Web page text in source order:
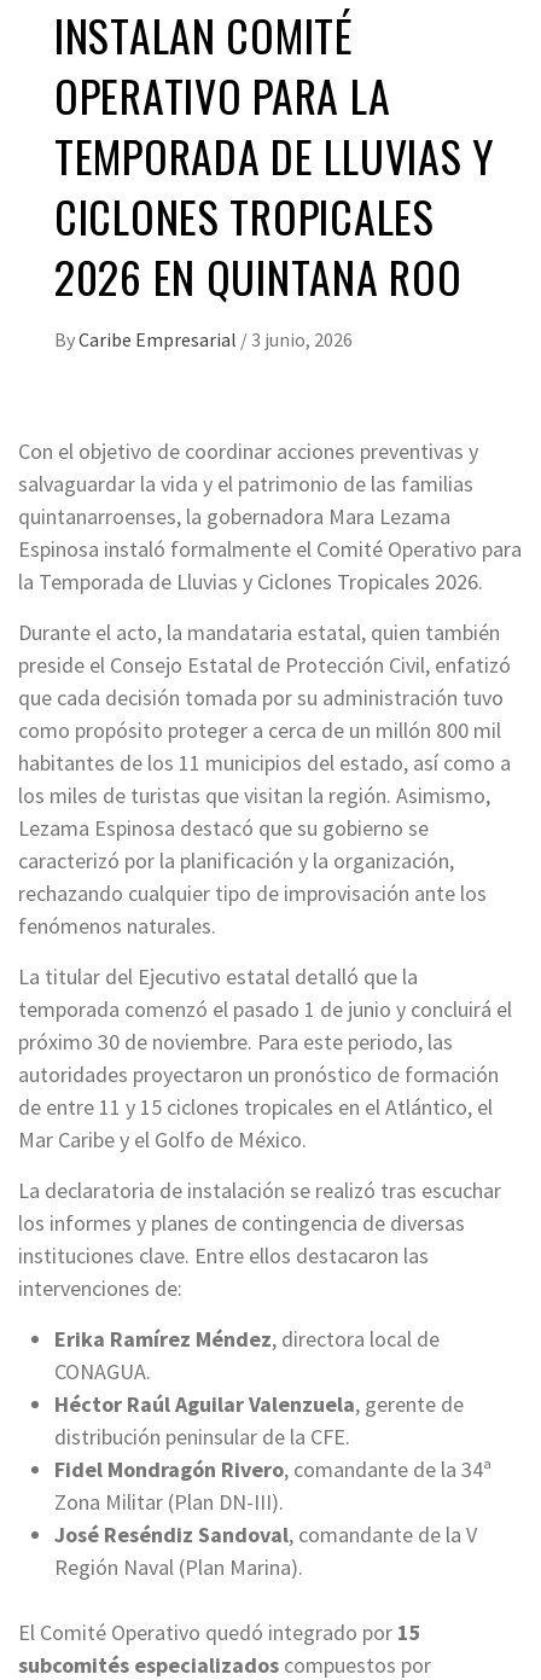
INSTALAN COMITÉ
OPERATIVO PARA LA
TEMPORADA DE LLUVIAS Y
CICLONES TROPICALES
2026 EN QUINTANA ROO
ByCaribe Empresarial / 3 junio, 2026
Con el objetivo de coordinar acciones preventivas y
salvaguardar la vida y el patrimonio de las familias
quintanarroenses, la gobernadora Mara Lezama
Espinosa instaló formalmente el Comité Operativo para
la Temporada de Lluvias y Ciclones Tropicales 2026.
Durante el acto, la mandataria estatal, quien también
preside el Consejo Estatal de Protección Civil, enfatizó
que cada decisión tomada por su administración tuvo
como propósito proteger a cerca de un millón 800 mil
habitantes de los 11 municipios del estado, así como a
los miles de turistas que visitan la región. Asimismo,
Lezama Espinosa destacó que su gobierno se
caracterizó por la planificación y la organización,
rechazando cualquier tipo de improvisación ante los
fenómenos naturales.
La titular del Ejecutivo estatal detalló que la
temporada comenzó el pasado 1 de junio y concluirá el
próximo 30 de noviembre. Para este periodo, las
autoridades proyectaron un pronóstico de formación
de entre 11 y 15 ciclones tropicales en el Atlántico, el
Mar Caribe y el Golfo de México.
La declaratoria de instalación se realizó tras escuchar
los informes y planes de contingencia de diversas
instituciones clave. Entre ellos destacaron las
intervenciones de:
Erika Ramírez Méndez, directora local de
CONAGUA.
Héctor Raúl Aguilar Valenzuela, gerente de
distribución peninsular de la CFE.
Fidel Mondragón Rivero, comandante de la 34ª
Zona Militar (Plan DN-III).
José Reséndiz Sandoval, comandante de la V
Región Naval (Plan Marina).
El Comité Operativo quedó integrado por 15
subcomités especializados compuestos por